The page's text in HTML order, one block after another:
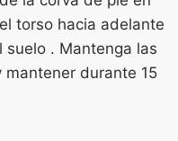
torso hacia adelante
suelo . Mantenga las
durante 15